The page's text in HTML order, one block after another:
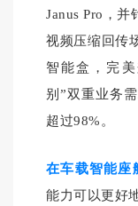
Janus Pro，
视频压缩回传
智能盒，完
别”双重业务
超过98%。
在车载智能座
能力可以更好